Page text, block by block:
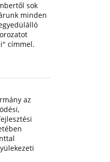
sok
minden
címmel.
az